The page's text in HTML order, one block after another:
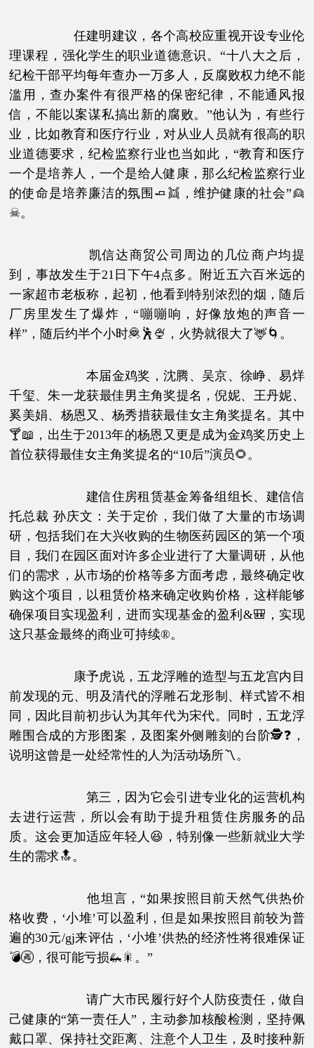
任建明建议，各个高校应重视开设专业伦
理课程，强化学生的职业道德意识。“十八大之后，
纪检干部平均每年查办一万多人，反腐败权力绝不能
滥用，查办案件有很严格的保密纪律，不能通风报
信，不能以案谋私搞出新的腐败。”他认为，有些行
业，比如教育和医疗行业，对从业人员就有很高的职
业道德要求，纪检监察行业也当如此，“教育和医疗
一个是培养人，一个是给人健康，那么纪检监察行业
的使命是培养廉洁的氛围🧈👯，维护健康的社会”👱
☠。
凯信达商贸公司周边的几位商户均提
到，事故发生于21日下午4点多。附近五六百米远的
一家超市老板称，起初，他看到特别浓烈的烟，随后
厂房里发生了爆炸，“嘣嘣响，好像放炮的声音一
样”，随后约半个小时🦧🕺🍨，火势就很大了🦌🌀。
本届金鸡奖，沈腾、吴京、徐峥、易烊
千玺、朱一龙获最佳男主角奖提名，倪妮、王丹妮、
奚美娟、杨恩又、杨秀措获最佳女主角奖提名。其中
🍸📖，出生于2013年的杨恩又更是成为金鸡奖历史上
首位获得最佳女主角奖提名的“10后”演员🌻。
建信住房租赁基金筹备组组长、建信信
托总裁 孙庆文：关于定价，我们做了大量的市场调
研，包括我们在大兴收购的生物医药园区的第一个项
目，我们在园区面对许多企业进行了大量调研，从他
们的需求，从市场的价格等多方面考虑，最终确定收
购这个项目，以租赁价格来确定收购价格，这样能够
确保项目实现盈利，进而实现基金的盈利&🎒，实现
这只基金最终的商业可持续®。
康予虎说，五龙浮雕的造型与五龙宫内目
前发现的元、明及清代的浮雕石龙形制、样式皆不相
同，因此目前初步认为其年代为宋代。同时，五龙浮
雕围合成的方形图案，及图案外侧雕刻的台阶🕵❓，
说明这曾是一处经常性的人为活动场所〽。
第三，因为它会引进专业化的运营机构
去进行运营，所以会有助于提升租赁住房服务的品
质。这会更加适应年轻人😆，特别像一些新就业大学
生的需求🔝。
他坦言，“如果按照目前天然气供热价
格收费，‘小堆’可以盈利，但是如果按照目前较为普
遍的30元/gj来评估，‘小堆’供热的经济性将很难保证
💣🚱，很可能亏损🦗🎇。”
请广大市民履行好个人防疫责任，做自
己健康的“第一责任人”，主动参加核酸检测，坚持佩
戴口罩、保持社交距离、注意个人卫生，及时接种新